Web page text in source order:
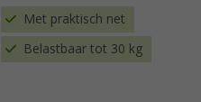
Met praktisch net
Belastbaar tot 30 kg